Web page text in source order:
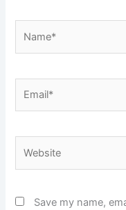
Save my name,